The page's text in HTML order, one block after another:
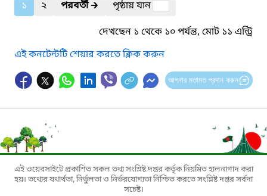
১ ২ পরবর্তী🡲
পৃষ্ঠায় যান
দেখছেন ১ থেকে ১০ পর্যন্ত, মোট ১১ এন্ট্রি
এই কনটেন্টটি শেয়ার করতে ক্লিক করুন
আপনার মতামত প্রদান করুন
এই ওয়েবসাইটে প্রকাশিত সকল তথ্য সংশ্লিষ্ট দপ্তর কর্তৃক নিয়মিত হালনাগাদ করা
হয়। তথ্যের যথার্থতা, নির্ভুলতা ও নির্ভরযোগ্যতা নিশ্চিত করতে সংশ্লিষ্ট দপ্তর সর্বদা
সচেষ্ট।